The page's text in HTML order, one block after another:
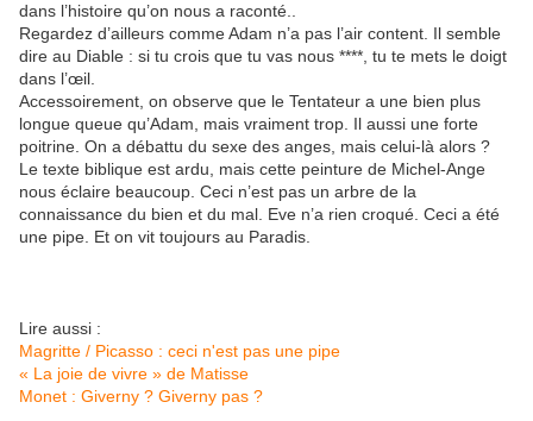
dans l’histoire qu’on nous a raconté..
Regardez d’ailleurs comme Adam n’a pas l’air content. Il semble
dire au Diable : si tu crois que tu vas nous ****, tu te mets le doigt
dans l’œil.
Accessoirement, on observe que le Tentateur a une bien plus
longue queue qu’Adam, mais vraiment trop. Il aussi une forte
poitrine. On a débattu du sexe des anges, mais celui-là alors ?
Le texte biblique est ardu, mais cette peinture de Michel-Ange
nous éclaire beaucoup. Ceci n’est pas un arbre de la
connaissance du bien et du mal. Eve n’a rien croqué. Ceci a été
une pipe. Et on vit toujours au Paradis.
Lire aussi :
Magritte / Picasso : ceci n'est pas une pipe
« La joie de vivre » de Matisse
Monet : Giverny ? Giverny pas ?